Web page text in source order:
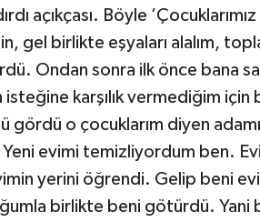
açıkçası. Böyle
gel birlikte eşyaları alalım,
Ondan sonra ilk önce bana
karşılık vermediğim için
gördü o çocuklarım diyen
evimi temizliyordum ben.
yerini öğrendi. Gelip beni
birlikte beni götürdü. Yani